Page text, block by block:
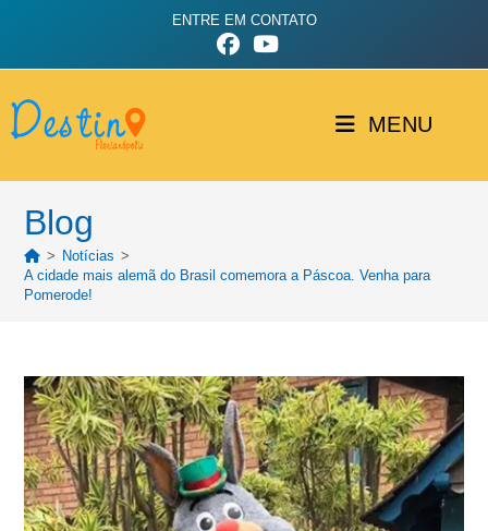
ENTRE EM CONTATO
MENU
Blog
> Notícias >
A cidade mais alemã do Brasil comemora a Páscoa. Venha para
Pomerode!